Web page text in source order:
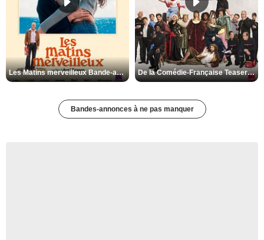
Les Matins merveilleux Bande-annonce VF De la Comédie-Française Teaser VF
Bandes-annonces à ne pas manquer